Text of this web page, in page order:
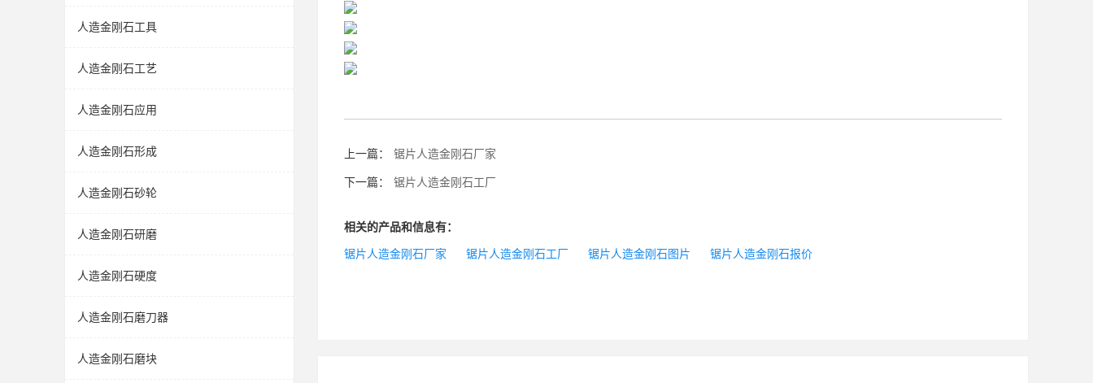
人造金刚石工具
人造金刚石工艺
人造金刚石应用
人造金刚石形成
人造金刚石砂轮
人造金刚石研磨
人造金刚石硬度
人造金刚石磨刀器
人造金刚石磨块
上一篇： 锯片人造金刚石厂家
下一篇： 锯片人造金刚石工厂
相关的产品和信息有：
锯片人造金刚石厂家 锯片人造金刚石工厂 锯片人造金刚石图片 锯片人造金刚石报价